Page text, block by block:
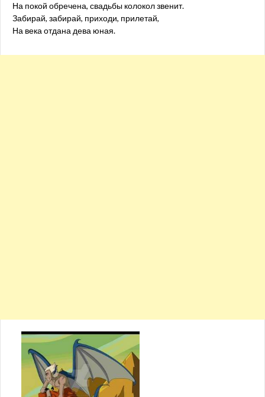
На покой обречена, свадьбы колокол звенит.
Забирай, забирай, приходи, прилетай,
На века отдана дева юная.